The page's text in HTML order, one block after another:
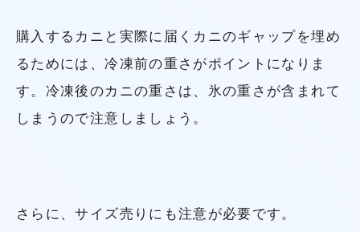
購入するカニと実際に届くカニのギャップを埋め
るためには、冷凍前の重さがポイントになりま
す。冷凍後のカニの重さは、氷の重さが含まれて
しまうので注意しましょう。
さらに、サイズ売りにも注意が必要です。